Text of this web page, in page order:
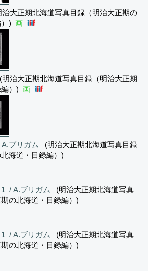
治大正期北海道写真目録（明治大正期の
) 画
(明治大正期北海道写真目録（明治大正期
）) 画
ブリガム
(明治大正期北海道写真目録
北海道・目録編）)
/ A.ブリガム
(明治大正期北海道写真
の北海道・目録編）)
/ A.ブリガム
(明治大正期北海道写真
の北海道・目録編）)